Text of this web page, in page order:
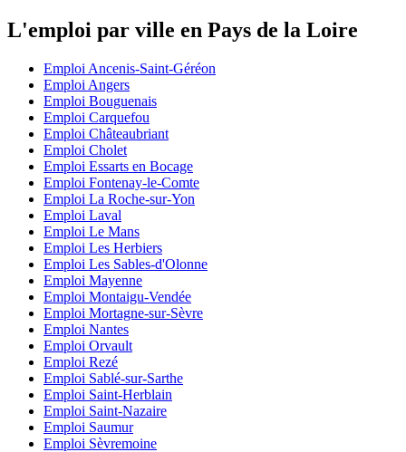
L'emploi par ville en Pays de la Loire
Emploi Ancenis-Saint-Géréon
Emploi Angers
Emploi Bouguenais
Emploi Carquefou
Emploi Châteaubriant
Emploi Cholet
Emploi Essarts en Bocage
Emploi Fontenay-le-Comte
Emploi La Roche-sur-Yon
Emploi Laval
Emploi Le Mans
Emploi Les Herbiers
Emploi Les Sables-d'Olonne
Emploi Mayenne
Emploi Montaigu-Vendée
Emploi Mortagne-sur-Sèvre
Emploi Nantes
Emploi Orvault
Emploi Rezé
Emploi Sablé-sur-Sarthe
Emploi Saint-Herblain
Emploi Saint-Nazaire
Emploi Saumur
Emploi Sèvremoine